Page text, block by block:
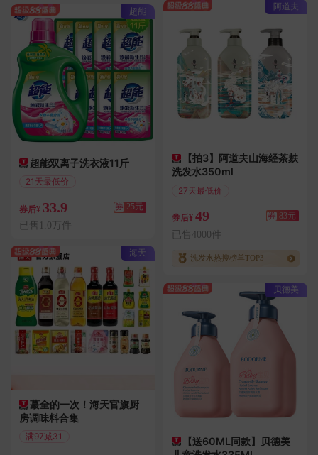
超能
超能双离子洗衣液11斤
21天最低价
券后¥ 33.9 券 25元
已售1.0万件
海天
蕞全的一次！海天官旗厨
房调味料合集
满97减31
阿道夫
【拍3】阿道夫山海经茶麸
洗发水350ml
27天最低价
券后¥ 49 券 83元
已售4000件
洗发水热搜榜单TOP3
贝德美
【送60ML同款】贝德美